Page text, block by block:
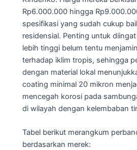
Rp6.000.000 hingga
spesifikasi yang sudah cukup
residensial. Penting untuk
lebih tinggi belum tentu
terhadap iklim tropis, sehingga
dengan material lokal
coating minimal 20 mikron
mencegah korosi pada
di wilayah dengan kelembaban
Tabel berikut merangkum
berdasarkan merek: